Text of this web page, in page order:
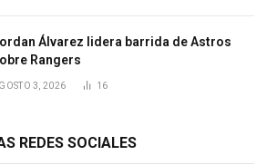
Álvarez lidera barrida de Astros
Rangers
3, 2026 16
REDES SOCIALES